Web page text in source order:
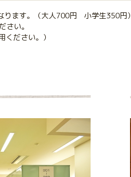
ます。（大人700円 小学生350円）
い。
ください。）